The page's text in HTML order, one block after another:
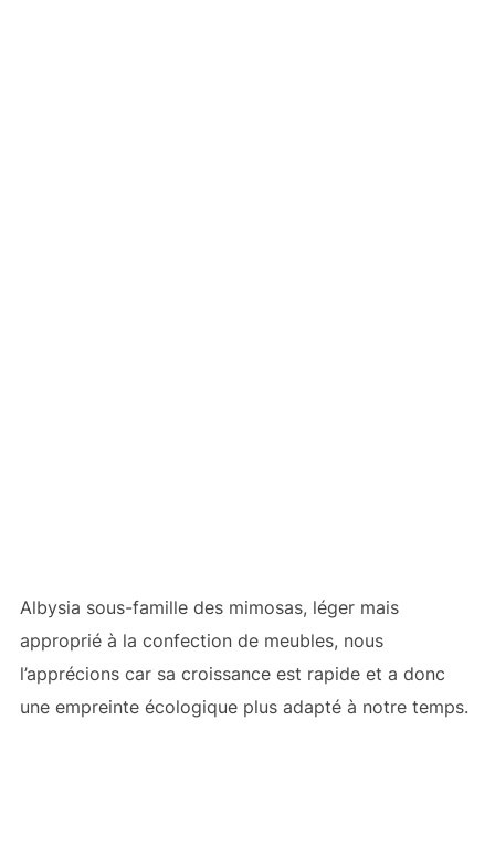
Albysia sous-famille des mimosas, léger mais
approprié à la confection de meubles, nous
l’apprécions car sa croissance est rapide et a donc
une empreinte écologique plus adapté à notre temps.